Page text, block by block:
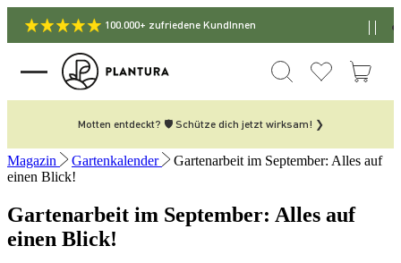
100.000+ zufriedene KundInnen
Motten entdeckt? 🛡️ Schütze dich jetzt wirksam! ❯
Magazin Gartenkalender
Gartenarbeit im September: Alles auf
einen Blick!
Gartenarbeit im September: Alles auf
einen Blick!